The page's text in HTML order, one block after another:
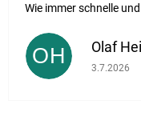
Wie immer schnelle
OH Olaf
Die
3.7.2026